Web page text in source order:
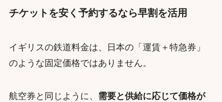
チケットを安く予約するなら早割を活用
イギリスの鉄道料金は、日本の「運賃＋特急券」
のような固定価格ではありません。
航空券と同じように、 需要と供給に応じて価格が